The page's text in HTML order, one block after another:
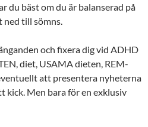
du bäst om du är balanserad på
till sömns.
och fixera dig vid ADHD
diet, USAMA dieten, REM-
att presentera nyheterna
kick. Men bara för en exklusiv